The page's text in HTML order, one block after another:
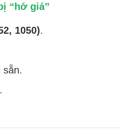
“hớ giá”
1050).
sẵn.